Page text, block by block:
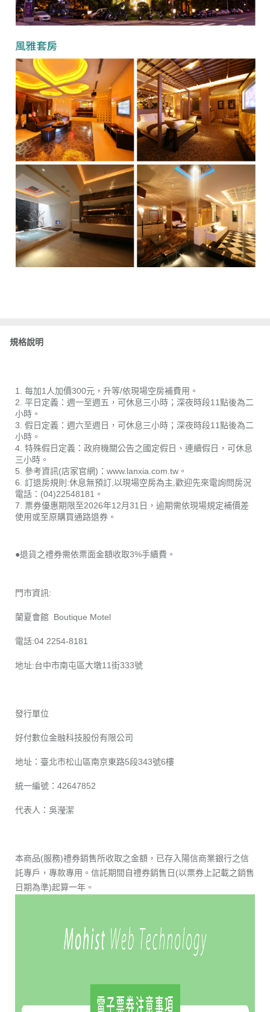
規格說明
1. 每加1人加價300元，升等/依現場空房補費用。
2. 平日定義：週一至週五，可休息三小時；深夜時段11點後為二
小時。
3. 假日定義：週六至週日，可休息三小時；深夜時段11點後為二
小時。
4. 特殊假日定義：政府機關公告之國定假日、連續假日，可休息
三小時。
5. 參考資訊(店家官網)：www.lanxia.com.tw。
6. 訂退房規則:休息無預訂,以現場空房為主,歡迎先來電詢問房況
電話：(04)22548181。
7. 票券優惠期限至2026年12月31日，逾期需依現場規定補價差
使用或至原購買通路退券。
●退貨之禮券需依票面金額收取3%手續費。
門市資訊:
蘭夏會館 Boutique Motel
電話:04 2254-8181
地址:台中市南屯區大墩11街333號
發行單位
好付數位金融科技股份有限公司
地址：臺北市松山區南京東路5段343號6樓
統一編號：42647852
代表人：吳瀅潔
本商品(服務)禮券銷售所收取之金額，已存入陽信商業銀行之信
託專戶，專款專用。信託期間自禮券銷售日(以票券上記載之銷售
日期為準)起算一年。